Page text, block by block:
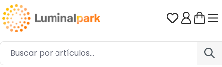
Saltar al contenido principal Tienes 0